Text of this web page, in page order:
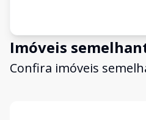
Imóveis
Confira imóveis